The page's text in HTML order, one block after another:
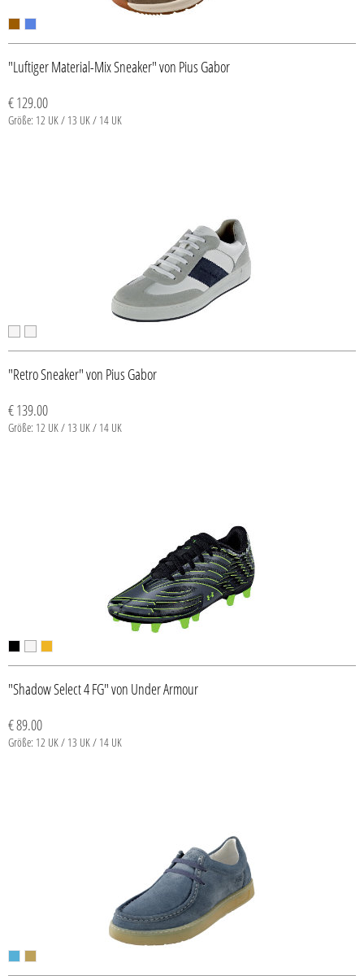
"Luftiger Material-Mix Sneaker" von Pius Gabor
€ 129.00
Größe: 12 UK / 13 UK / 14 UK
"Retro Sneaker" von Pius Gabor
€ 139.00
Größe: 12 UK / 13 UK / 14 UK
"Shadow Select 4 FG" von Under Armour
€ 89.00
Größe: 12 UK / 13 UK / 14 UK